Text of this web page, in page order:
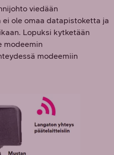
viedään
ole omaa datapistoketta ja
Lopuksi kytketään
modeemin
modeemiin